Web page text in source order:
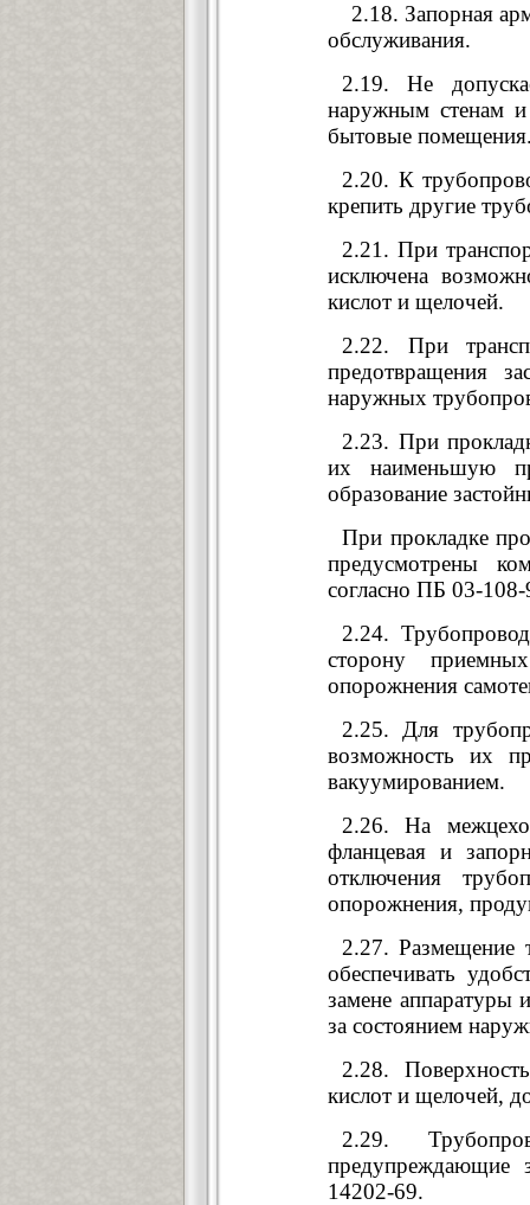
2.18. Запорная
обслуживания.
2.19. Не
наружным стенам и
бытовые
2.20. К
крепить другие
2.21. При
исключена
кислот и щелочей.
2.22. При
предотвращения
наружных
2.23. При
их наименьшую
образование
При прокладке
предусмотрены
согласно ПБ 03-
2.24.
сторону
опорожнения
2.25. Для
возможность их
вакуумированием.
2.26. На
фланцевая и
отключения
опорожнения,
2.27. Размещение
обеспечивать
замене аппаратуры
за состоянием
2.28.
кислот и щелочей,
2.29.
предупреждающие
14202-69.